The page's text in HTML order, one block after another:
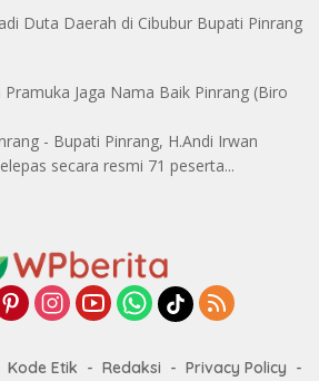
Duta Daerah di Cibubur Bupati Pinrang
Jaga Nama Baik Pinrang (Biro
- Bupati Pinrang, H.Andi Irwan
secara resmi 71 peserta...
Kode Etik Redaksi Privacy Policy